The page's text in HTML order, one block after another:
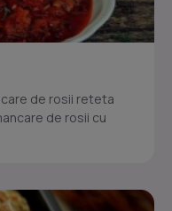
de rosii reteta
de rosii cu